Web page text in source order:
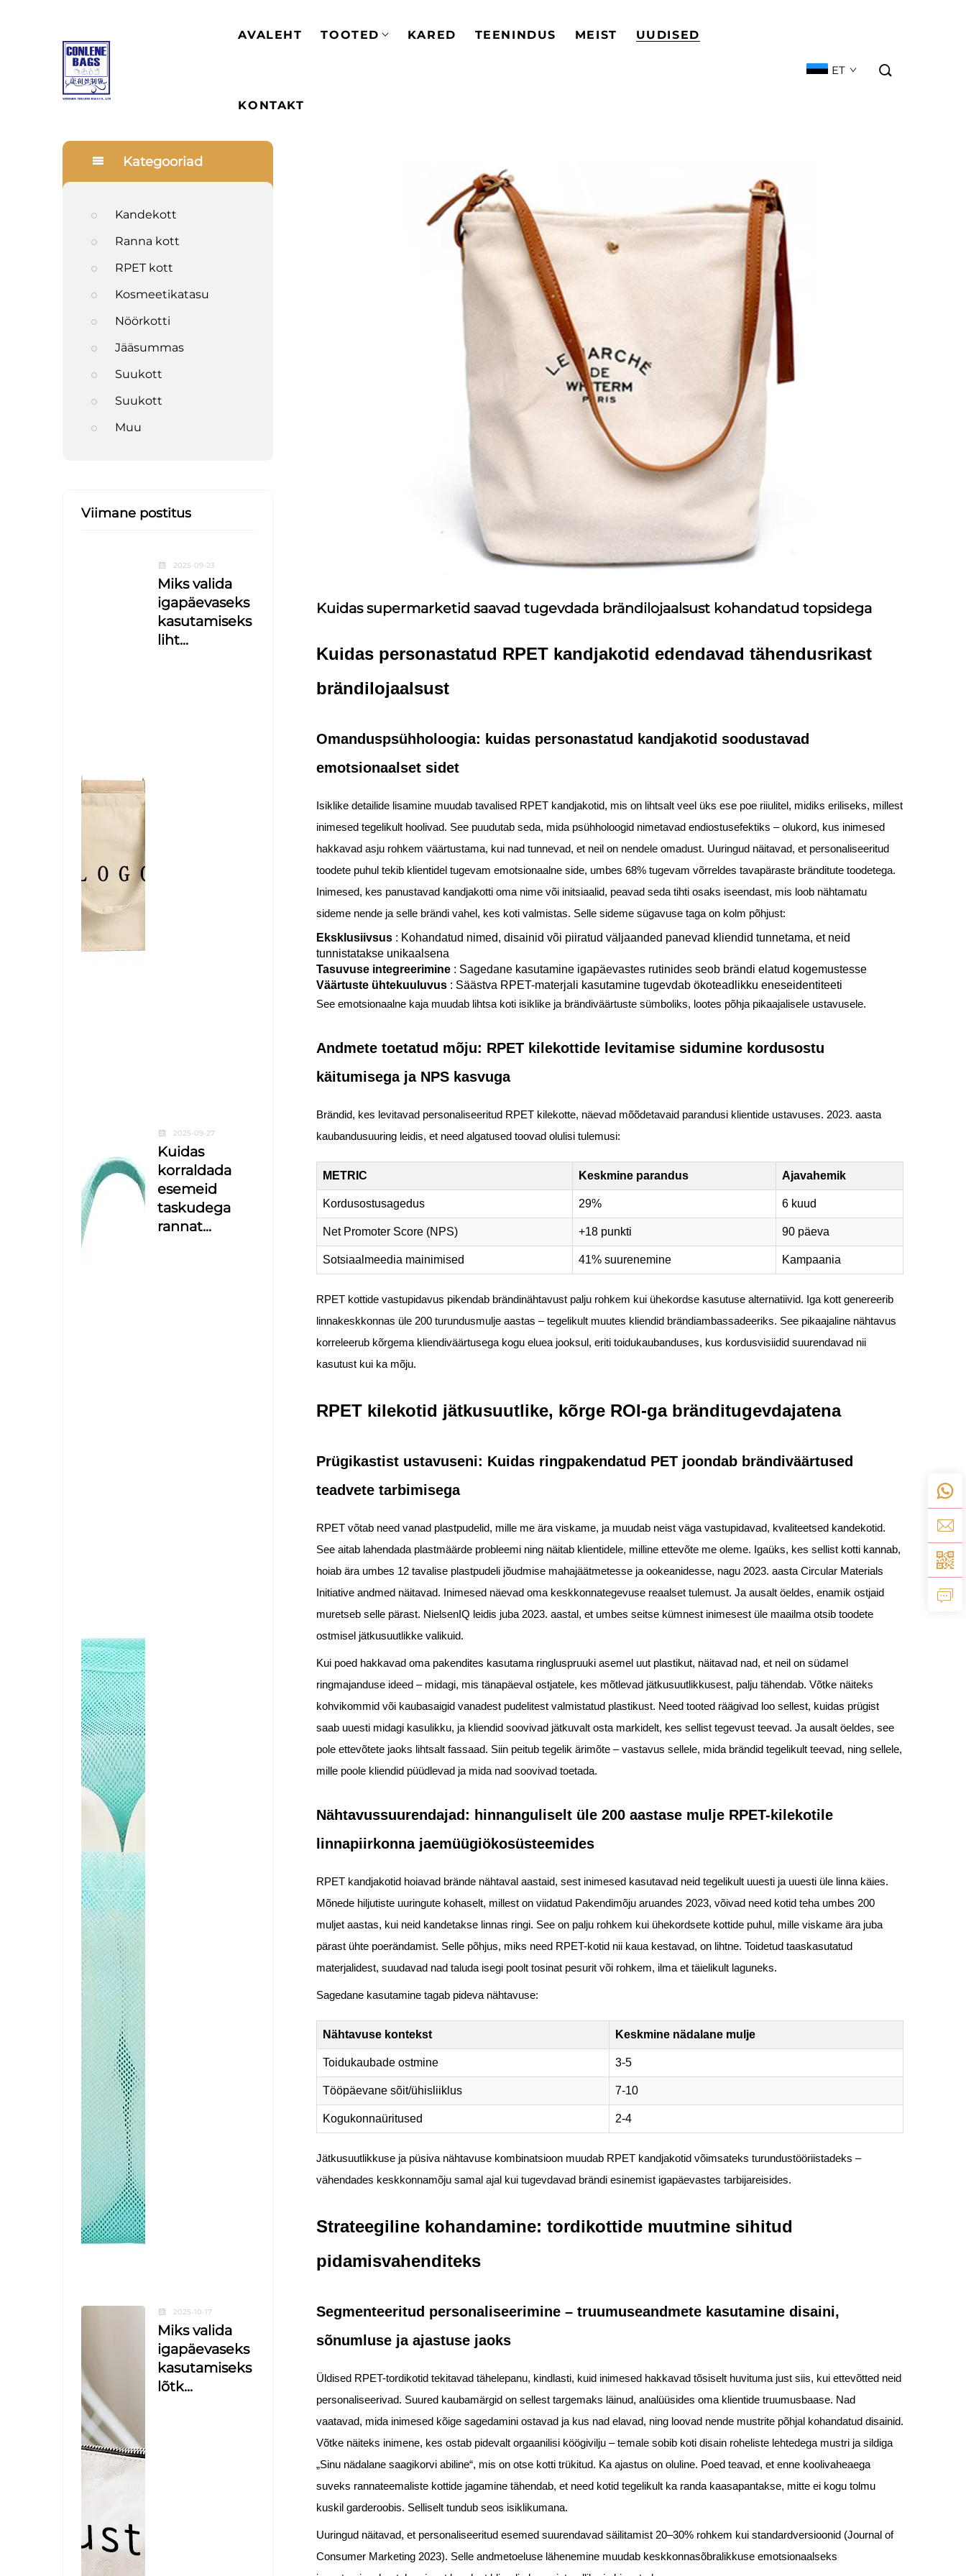
AVALEHT TOOTED KARED TEENINDUS MEIST UUDISED
KONTAKT
ET
Kategooriad
Kandekott
Ranna kott
RPET kott
Kosmeetikatasu
Nöörkotti
Jääsummas
Suukott
Suukott
Muu
Viimane postitus
2025-09-23
Miks valida
igapäevaseks
kasutamiseks
liht...
2025-09-27
Kuidas
korraldada
esemeid
taskudega
rannat...
2025-10-17
Miks valida
igapäevaseks
kasutamiseks
lõtk...
Kuidas supermarketid saavad tugevdada brändilojaalsust kohandatud topsidega
Kuidas personastatud RPET kandjakotid edendavad tähendusrikast
brändilojaalsust
Omanduspsühholoogia: kuidas personastatud kandjakotid soodustavad
emotsionaalset sidet
Isiklike detailide lisamine muudab tavalised RPET kandjakotid, mis on lihtsalt veel üks ese poe riiulitel, midiks eriliseks, millest
inimesed tegelikult hoolivad. See puudutab seda, mida psühholoogid nimetavad endiostusefektiks – olukord, kus inimesed
hakkavad asju rohkem väärtustama, kui nad tunnevad, et neil on nendele omadust. Uuringud näitavad, et personaliseeritud
toodete puhul tekib klientidel tugevam emotsionaalne side, umbes 68% tugevam võrreldes tavapäraste bränditute toodetega.
Inimesed, kes panustavad kandjakotti oma nime või initsiaalid, peavad seda tihti osaks iseendast, mis loob nähtamatu
sideme nende ja selle brändi vahel, kes koti valmistas. Selle sideme sügavuse taga on kolm põhjust:
Eksklusiivsus : Kohandatud nimed, disainid või piiratud väljaanded panevad kliendid tunnetama, et neid
tunnistatakse unikaalsena
Tasuvuse integreerimine : Sagedane kasutamine igapäevastes rutinides seob brändi elatud kogemustesse
Väärtuste ühtekuuluvus : Säästva RPET-materjali kasutamine tugevdab ökoteadlikku eneseidentiteeti
See emotsionaalne kaja muudab lihtsa koti isiklike ja brändiväärtuste sümboliks, lootes põhja pikaajalisele ustavusele.
Andmete toetatud mõju: RPET kilekottide levitamise sidumine kordusostu
käitumisega ja NPS kasvuga
Brändid, kes levitavad personaliseeritud RPET kilekotte, näevad mõõdetavaid parandusi klientide ustavuses. 2023. aasta
kaubandusuuring leidis, et need algatused toovad olulisi tulemusi:
METRIC Keskmine parandus Ajavahemik
Kordusostusagedus 29% 6 kuud
Net Promoter Score (NPS) +18 punkti 90 päeva
Sotsiaalmeedia mainimised 41% suurenemine Kampaania
RPET kottide vastupidavus pikendab brändinähtavust palju rohkem kui ühekordse kasutuse alternatiivid. Iga kott genereerib
linnakeskkonnas üle 200 turundusmulje aastas – tegelikult muutes kliendid brändiambassadeeriks. See pikaajaline nähtavus
korreleerub kõrgema kliendiväärtusega kogu eluea jooksul, eriti toidukaubanduses, kus kordusvisiidid suurendavad nii
kasutust kui ka mõju.
RPET kilekotid jätkusuutlike, kõrge ROI-ga bränditugevdajatena
Prügikastist ustavuseni: Kuidas ringpakendatud PET joondab brändiväärtused
teadvete tarbimisega
RPET võtab need vanad plastpudelid, mille me ära viskame, ja muudab neist väga vastupidavad, kvaliteetsed kandekotid.
See aitab lahendada plastmäärde probleemi ning näitab klientidele, milline ettevõte me oleme. Igaüks, kes sellist kotti kannab,
hoiab ära umbes 12 tavalise plastpudeli jõudmise mahajäätmetesse ja ookeanidesse, nagu 2023. aasta Circular Materials
Initiative andmed näitavad. Inimesed näevad oma keskkonnategevuse reaalset tulemust. Ja ausalt öeldes, enamik ostjaid
muretseb selle pärast. NielsenIQ leidis juba 2023. aastal, et umbes seitse kümnest inimesest üle maailma otsib toodete
ostmisel jätkusuutlikke valikuid.
Kui poed hakkavad oma pakendites kasutama ringluspruuki asemel uut plastikut, näitavad nad, et neil on südamel
ringmajanduse ideed – midagi, mis tänapäeval ostjatele, kes mõtlevad jätkusuutlikkusest, palju tähendab. Võtke näiteks
kohvikommid või kaubasaigid vanadest pudelitest valmistatud plastikust. Need tooted räägivad loo sellest, kuidas prügist
saab uuesti midagi kasulikku, ja kliendid soovivad jätkuvalt osta markidelt, kes sellist tegevust teevad. Ja ausalt öeldes, see
pole ettevõtete jaoks lihtsalt fassaad. Siin peitub tegelik ärimõte – vastavus sellele, mida brändid tegelikult teevad, ning sellele,
mille poole kliendid püüdlevad ja mida nad soovivad toetada.
Nähtavussuurendajad: hinnanguliselt üle 200 aastase mulje RPET-kilekotile
linnapiirkonna jaemüügiökosüsteemides
RPET kandjakotid hoiavad brände nähtaval aastaid, sest inimesed kasutavad neid tegelikult uuesti ja uuesti üle linna käies.
Mõnede hiljutiste uuringute kohaselt, millest on viidatud Pakendimõju aruandes 2023, võivad need kotid teha umbes 200
muljet aastas, kui neid kandetakse linnas ringi. See on palju rohkem kui ühekordsete kottide puhul, mille viskame ära juba
pärast ühte poerändamist. Selle põhjus, miks need RPET-kotid nii kaua kestavad, on lihtne. Toidetud taaskasutatud
materjalidest, suudavad nad taluda isegi poolt tosinat pesurit või rohkem, ilma et täielikult laguneks.
Sagedane kasutamine tagab pideva nähtavuse:
Nähtavuse kontekst Keskmine nädalane mulje
Toidukaubade ostmine 3-5
Tööpäevane sõit/ühisliiklus 7-10
Kogukonnaüritused 2-4
Jätkusuutlikkuse ja püsiva nähtavuse kombinatsioon muudab RPET kandjakotid võimsateks turundustööriistadeks –
vähendades keskkonnamõju samal ajal kui tugevdavad brändi esinemist igapäevastes tarbijareisides.
Strateegiline kohandamine: tordikottide muutmine sihitud
pidamisvahenditeks
Segmenteeritud personaliseerimine – truumuseandmete kasutamine disaini,
sõnumluse ja ajastuse jaoks
Üldised RPET-tordikotid tekitavad tähelepanu, kindlasti, kuid inimesed hakkavad tõsiselt huvituma just siis, kui ettevõtted neid
personaliseerivad. Suured kaubamärgid on sellest targemaks läinud, analüüsides oma klientide truumusbaase. Nad
vaatavad, mida inimesed kõige sagedamini ostavad ja kus nad elavad, ning loovad nende mustrite põhjal kohandatud disainid.
Võtke näiteks inimene, kes ostab pidevalt orgaanilisi köögivilju – temale sobib koti disain roheliste lehtedega mustri ja sildiga
„Sinu nädalane saagikorvi abiline“, mis on otse kotti trükitud. Ka ajastus on oluline. Poed teavad, et enne koolivaheaega
suveks rannateemaliste kottide jagamine tähendab, et need kotid tegelikult ka randa kaasapantakse, mitte ei kogu tolmu
kuskil garderoobis. Selliselt tundub seos isiklikumana.
Uuringud näitavad, et personaliseeritud esemed suurendavad säilitamist 20–30% rohkem kui standardversioonid (Journal of
Consumer Marketing 2023). Selle andmetoeluse lähenemine muudab keskkonnasõbralikkuse emotsionaalseks